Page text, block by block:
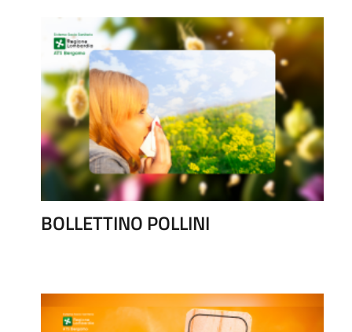
BOLLETTINO POLLINI